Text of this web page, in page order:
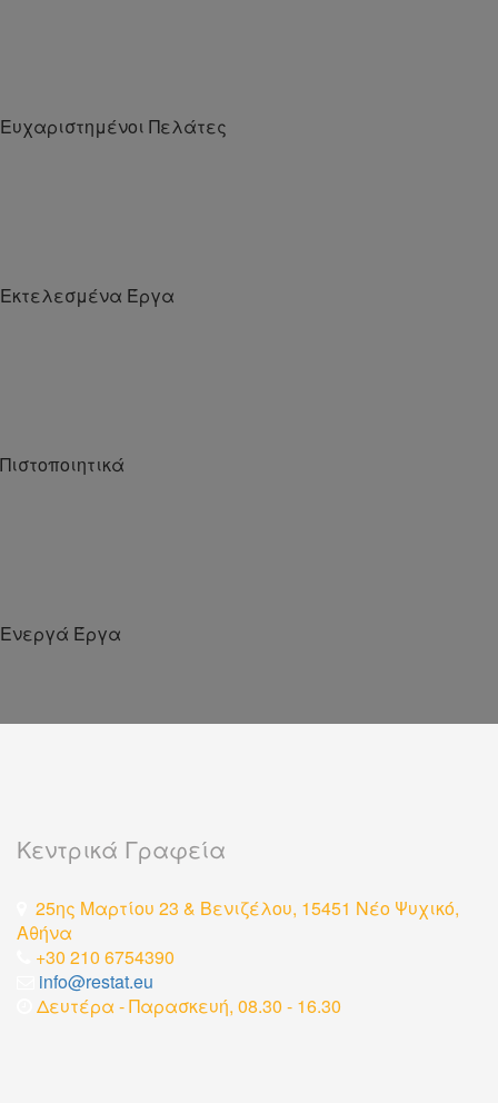
Ευχαριστημένοι Πελάτες
Εκτελεσμένα Έργα
Πιστοποιητικά
Ενεργά Έργα
Κεντρικά Γραφεία
25ης Μαρτίου 23 & Βενιζέλου, 15451 Νέο Ψυχικό,
Αθήνα
+30 210 6754390
info@restat.eu
Δευτέρα - Παρασκευή, 08.30 - 16.30